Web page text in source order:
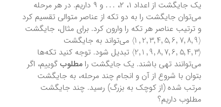
یک جایگشت از اعداد ۱، ۲،
و ۹ داریم. در هر مرحله
می‌توان جایگشت را به دو تکه از عناصر متوالی تقسیم کرد
و ترتیب عناصر هر تکه را وارون کرد. برای مثال، جایگشت
⟨
1,2,3,4,5,6,7,8,9
⟩ می‌تواند به جایگشت ⟨
2,1 9,8 ,7,6,5,4 ,3
⟩ تبدیل شود. توجه کنید تکه‌ها
می‌توانند تهی باشند. یک جایگشت را مطلوب گوییم، اگر
بتوان با شروع از آن و انجام چند مرحله، به جایگشت
مرتب شده (از کوچک به بزرگ) رسید. چند جایگشت
مطلوب داریم؟